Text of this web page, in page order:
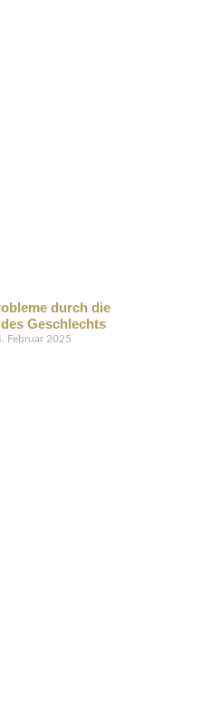
durch die
Geschlechts
Februar 2025